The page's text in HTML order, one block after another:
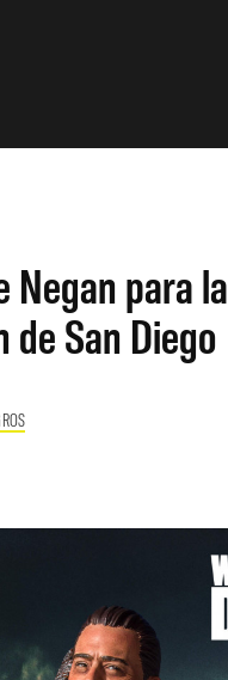
Negan para la
de San Diego